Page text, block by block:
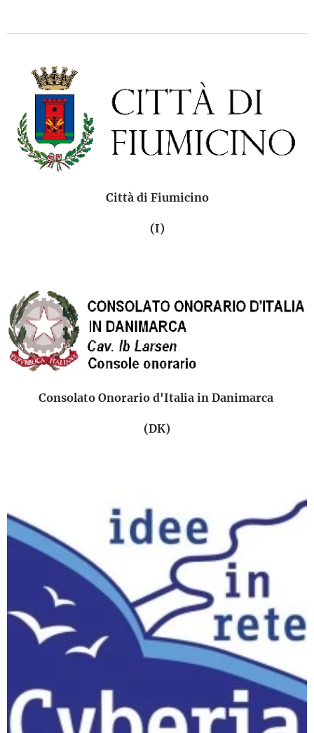
Città di Fiumicino
(I)
Consolato Onorario d'Italia in Danimarca
(DK)